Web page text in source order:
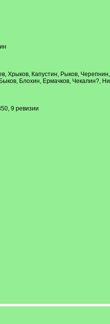
Хрыков, Капустин, Рыков,
Блохин, Ермачков, Чекалин?,
9 ревизии